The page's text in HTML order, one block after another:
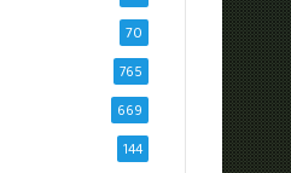
70
765
669
144